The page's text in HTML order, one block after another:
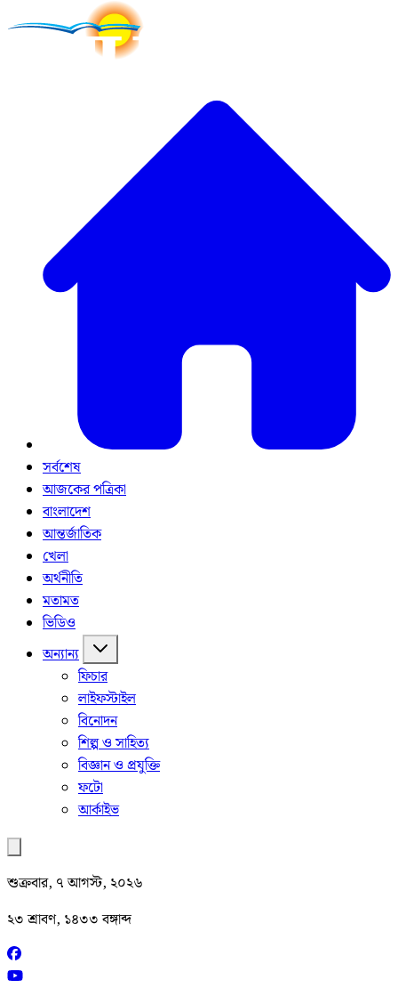
সর্বশেষ
আজকের পত্রিকা
বাংলাদেশ
আন্তর্জাতিক
খেলা
অর্থনীতি
মতামত
ভিডিও
অন্যান্য
ফিচার
লাইফস্টাইল
বিনোদন
শিল্প ও সাহিত্য
বিজ্ঞান ও প্রযুক্তি
ফটো
আর্কাইভ
শুক্রবার, ৭ আগস্ট, ২০২৬
২৩ শ্রাবণ, ১৪৩৩ বঙ্গাব্দ